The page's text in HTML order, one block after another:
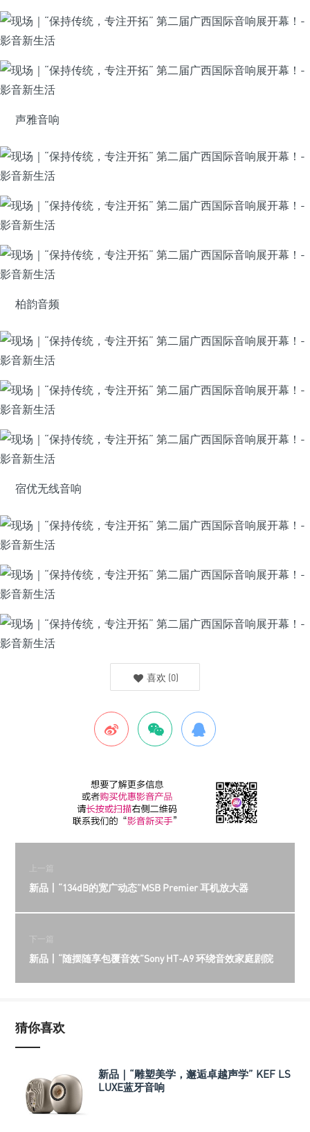
声雅音响
柏韵音频
宿优无线音响
喜欢 (0)
上一篇
新品丨“134dB的宽广动态”MSB Premier 耳机放大器
下一篇
新品丨“随摆随享包覆音效”Sony HT-A9 环绕音效家庭剧院
猜你喜欢
新品｜“雕塑美学，邂逅卓越声学” KEF LS
LUXE蓝牙音响